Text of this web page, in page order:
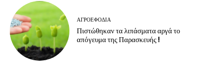
ΑΓΡΟΕΦΌΔΙΑ
Πιστώθηκαν τα λιπάσματα αργά το
απόγευμα της Παρασκευής !